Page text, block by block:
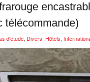
télécommande)
d'étude, Divers, Hôtels,